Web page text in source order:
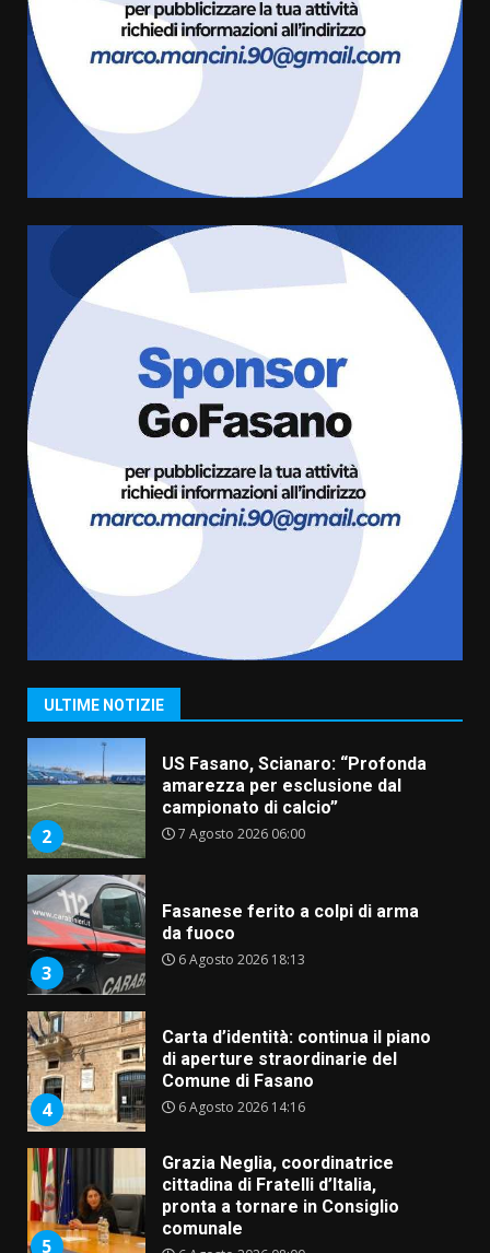
ULTIME NOTIZIE
Carta d’identità: continua il piano
di aperture straordinarie del
Comune di Fasano
6 Agosto 2026 14:16
Grazia Neglia, coordinatrice
cittadina di Fratelli d’Italia,
comunale
6 Agosto 2026 08:00
cittadinanza attiva: online
l’avviso per la gestione
condivisa della Villetta di
Laureto
6 Agosto 2026 06:20
7
La magia del Minareto e la prima
assoluta de “L’Albergo
Belvedere. Il rapimento”
6 Agosto 2026 06:15
“I Contestatori: Musica di
appuntamento con “Fasano in
Banda”
2
amarezza per esclusione dal
campionato di calcio”
7 Agosto 2026 06:00
3
da fuoco
6 Agosto 2026 18:13
4
di aperture straordinarie del
Comune di Fasano
6 Agosto 2026 14:16
5
cittadina di Fratelli d’Italia,
pronta a tornare in Consiglio
comunale
6 Agosto 2026 08:00